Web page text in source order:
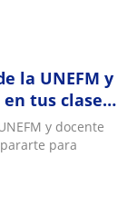
la UNEFM y
tus clases
materias
dinámicas
y docente
para